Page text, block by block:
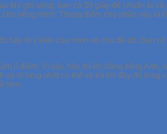
khi ghi xong, bạn có 30 giây để chuẩn bị
riêng mình. Thang điểm cho phần này là
bày tỏ ý kiến ​​của mình về chủ đề đó. Bạn
0 điểm. Vì vậy, hãy trả lời bằng tiếng Anh,
rõ ràng nhất có thể và trả lời đầy đủ từng
hơn.